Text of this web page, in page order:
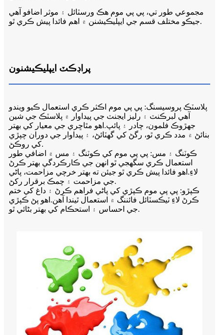
مجموعي طور تي، پي پي موم هڪ ورسٽائل ۽ موثر اضافو آهي
جيڪو مختلف قسم جي ايپليڪيشنن ۾ اهم فائدا پيش ڪري ٿو.
پراڊڪٽ ايپليڪيشنون
پلاسٽڪ پروسيسنگ: پي پي موم اڪثر ڪري استعمال ڪيو ويندو
آهي لبرڪنٽ ۽ رليز ايجنٽ جي پيداوار ۾ پلاسٽڪ جي شين
جهڙوڪ فلمون، چادر ۽ پائپ.اهو مٿاڇري جي معيار کي بهتر
بنائڻ ۾ مدد ڪري ٿو، رگڻ کي گهٽائڻ، ۽ پيداوار جي دوران چپڙي
کي روڪڻ.
ڪوٽنگ ۽ مس: پي پي موم کي ڪوٽنگ ۽ مس ۾ اضافي طور
استعمال ڪري سگهجي ٿو انهن جي ڪارڪردگي بهتر ڪرڻ
لاءِ.اهو فائدا پيش ڪري ٿو جيئن ته بهتر خرچي مزاحمت، پاڻي
جي مزاحمت ۽ چمڪ برقرار رکڻ.
ڪپڙو: پي پي موم ڪپڙي کي پاڻي فراهم ڪرڻ ۽ داغ کي ختم
ڪرڻ لاءِ ٽيڪسٽائل فائننگ ۾ استعمال ٿيندا آهن.اهو پڻ ڪپڙي
جي احساس ۽ استحڪام کي بهتر بڻائي ٿو.